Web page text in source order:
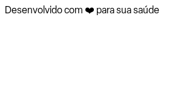
Desenvolvido com ❤️ para sua saúde